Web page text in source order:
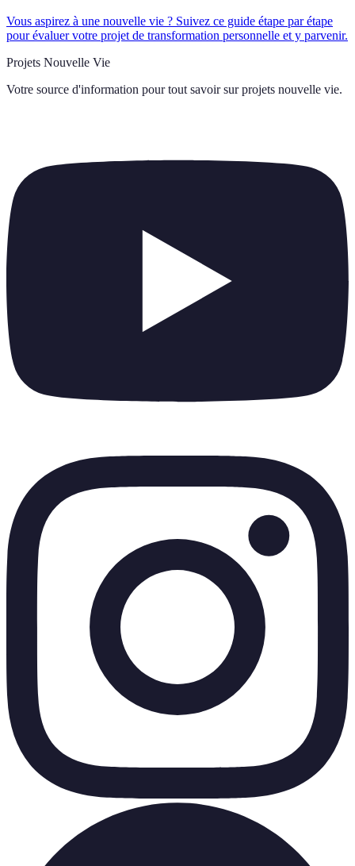
Vous aspirez à une nouvelle vie ? Suivez ce guide étape par étape
pour évaluer votre projet de transformation personnelle et y parvenir.
Projets Nouvelle Vie
Votre source d'information pour tout savoir sur projets nouvelle vie.